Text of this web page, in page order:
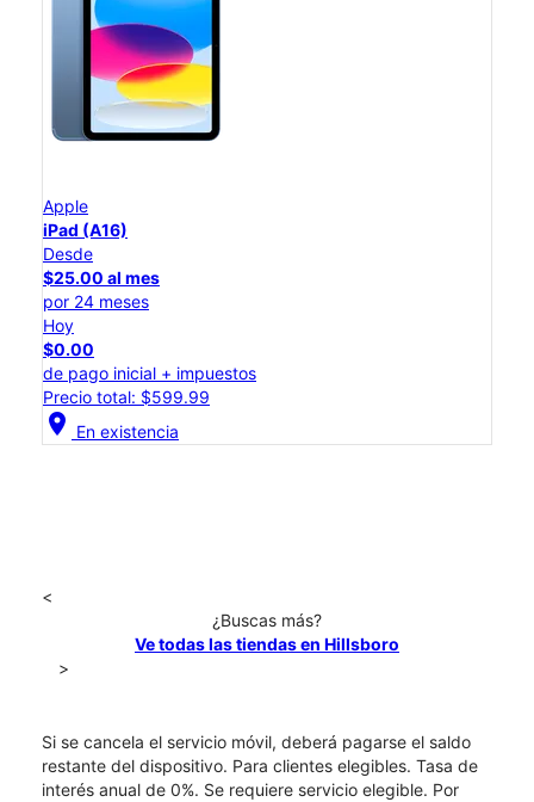
Apple
iPad (A16)
Desde
$25.00 al mes
por 24 meses
Hoy
$0.00
de pago inicial + impuestos
Precio total: $599.99
location_on En existencia
<
¿Buscas más?
Ve todas las tiendas en Hillsboro
>
Si se cancela el servicio móvil, deberá pagarse el saldo
restante del dispositivo. Para clientes elegibles. Tasa de
interés anual de 0%. Se requiere servicio elegible. Por